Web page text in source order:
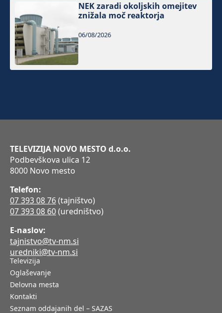
NEK zaradi okoljskih omejitev
znižala moč reaktorja
06/08/2026
TELEVIZIJA NOVO MESTO d.o.o.
Podbevškova ulica 12
8000 Novo mesto
Telefon:
07 393 08 76(tajništvo)
07 393 08 60(uredništvo)
E-naslov:
tajnistvo@tv-nm.si
uredniki@tv-nm.si
Televizija
Oglaševanje
Delovna mesta
Kontakti
Seznam oddajanih del – SAZAS